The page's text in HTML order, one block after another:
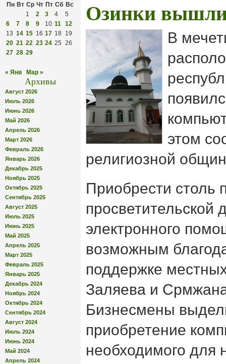
Пн Вт Ср Чт Пт Сб Вс
1
2 3 4
5
6
7 8 9 10 11
12
13 14 15 16 17 18
19
20 21 22 23 24 25 26
27 28 29
« Янв Мар »
Архивы
Август 2026
Июль 2026
Июнь 2026
Май 2026
Апрель 2026
Март 2026
Февраль 2026
Январь 2026
Декабрь 2025
Ноябрь 2025
Октябрь 2025
Сентябрь 2025
Август 2025
Июль 2025
Июнь 2025
Май 2025
Апрель 2025
Март 2025
Февраль 2025
Январь 2025
Декабрь 2024
Ноябрь 2024
Октябрь 2024
Сентябрь 2024
Август 2024
Июль 2024
Июнь 2024
Май 2024
Апрель 2024
Озинки
В
этом
религиозной
Приобрести столь
просветительской
электронного
возможным
поддержке
Заляева и
Бизнесмены
приобретение
необходимого для